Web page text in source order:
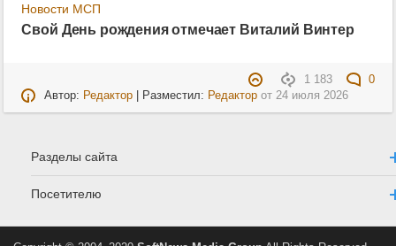
Новости МСП
Свой День рождения отмечает Виталий Винтер
1 183
0
Автор: Редактор| Разместил: Редакторот 24 июля 2026
Разделы сайта
Посетителю